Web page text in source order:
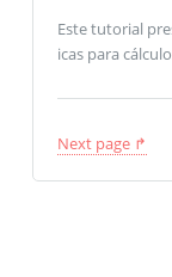
Este tutorial
icas para
Next page ↱